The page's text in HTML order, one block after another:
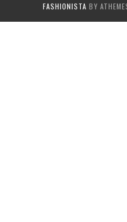
FASHIONISTA BY